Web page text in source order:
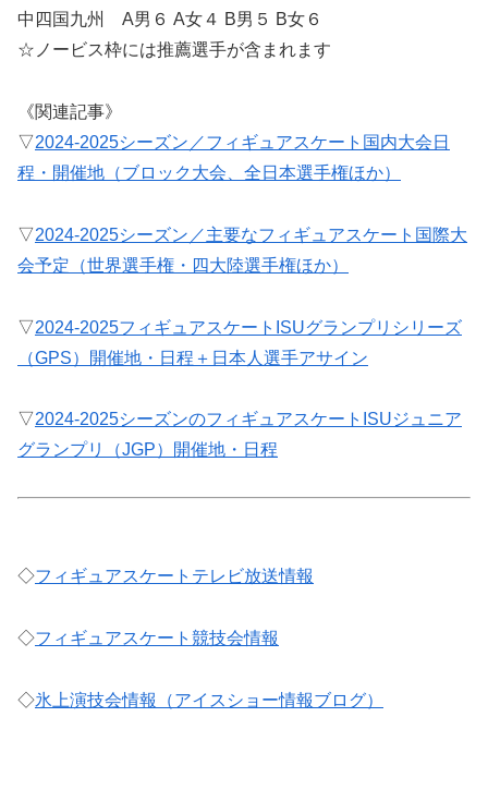
中四国九州 A男６ A女４ B男５ B女６
☆ノービス枠には推薦選手が含まれます
《関連記事》
▽2024-2025シーズン／フィギュアスケート国内大会日
程・開催地（ブロック大会、全日本選手権ほか）
▽2024-2025シーズン／主要なフィギュアスケート国際大
会予定（世界選手権・四大陸選手権ほか）
▽2024-2025フィギュアスケートISUグランプリシリーズ
（GPS）開催地・日程＋日本人選手アサイン
▽2024-2025シーズンのフィギュアスケートISUジュニア
グランプリ（JGP）開催地・日程
◇フィギュアスケートテレビ放送情報
◇フィギュアスケート競技会情報
◇氷上演技会情報（アイスショー情報ブログ）